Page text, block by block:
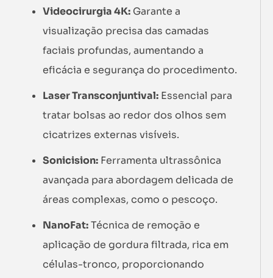
Videocirurgia 4K: Garante a
visualização precisa das camadas
faciais profundas, aumentando a
eficácia e segurança do procedimento.
Laser Transconjuntival: Essencial para
tratar bolsas ao redor dos olhos sem
cicatrizes externas visíveis.
Sonicision: Ferramenta ultrassônica
avançada para abordagem delicada de
áreas complexas, como o pescoço.
NanoFat:Técnica de remoção e
aplicação de gordura filtrada, rica em
células-tronco, proporcionando